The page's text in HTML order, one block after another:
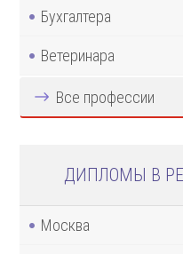
Бухгалтера
Ветеринара
Все профессии
ДИПЛОМЫ В
Москва